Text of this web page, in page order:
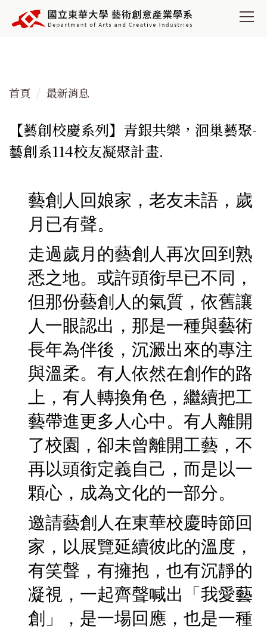
到
容
首頁 最新消息
【藝創校慶系列】青銀共樂，洄巢藝聚-
藝創系114校友凝聚計畫.
藝創人回娘家，老友未語，歲
月已有聲。
走過歲月的藝創人再次回到熟
悉之地。或許頭銜早已不同，
但那份藝創人的氣質，依舊讓
人一眼認出，那是一種與藝術
長年為伴後，沉澱出來的專注
與溫柔。有人依然在創作的路
上，有人轉換角色，繼續把工
藝帶進更多人心中。有人離開
了校園，卻未曾離開工藝，不
再以頭銜定義自己，而是以一
顆心，成為文化的一部分。
邀請藝創人在東華校慶時節回
家，以展覽延續彼此的溫度，
有笑聲，有擁抱，也有沉靜的
凝視，一起齊聲喊出「我愛藝
創」，是一場回應，也是一種